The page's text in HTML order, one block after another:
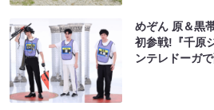
めぞん 原＆黒
初参戦!『千原
ンテレドーガ